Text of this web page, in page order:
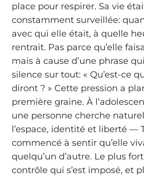
place pour respirer. Sa vie
constamment surveillée:
avec qui elle était, à quelle
rentrait. Pas parce qu’elle
mais à cause d’une phrase
silence sur tout: « Qu’est-ce
diront ? » Cette pression a
première graine. À
une personne cherche
l’espace, identité et liberté —
commencé à sentir qu’elle
quelqu’un d’autre. Le plus
contrôle qui s’est imposé, et